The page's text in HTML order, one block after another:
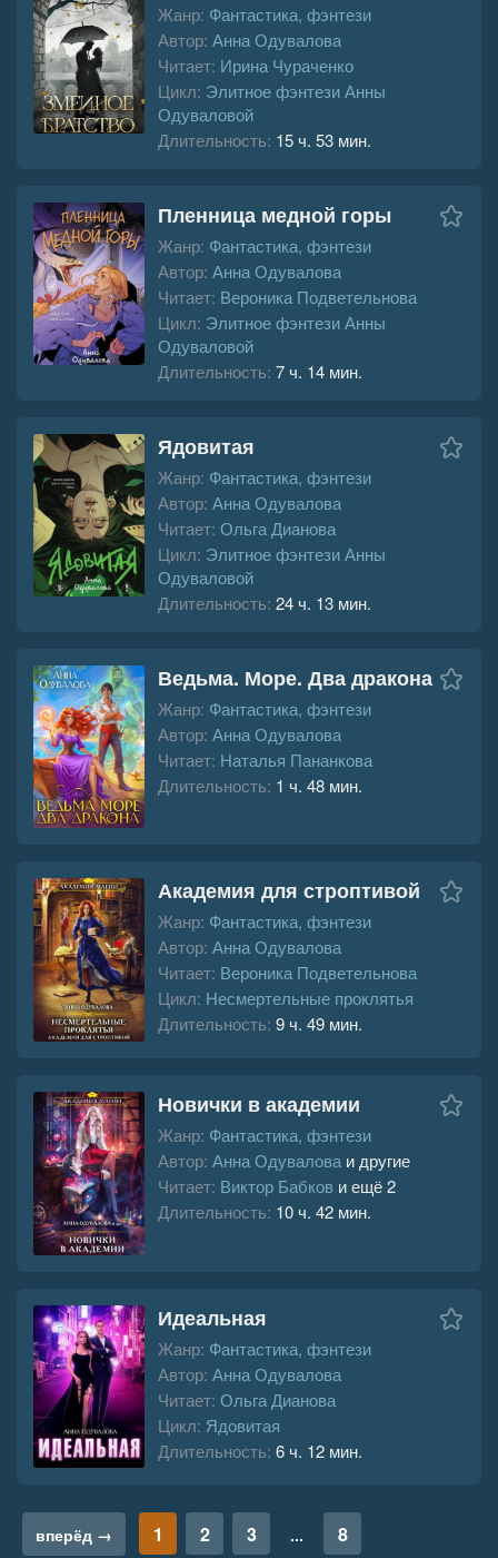
Жанр: Фантастика, фэнтези
Автор: Анна Одувалова
Читает: Ирина Чураченко
Цикл: Элитное фэнтези Анны
Одуваловой
Длительность: 15 ч. 53 мин.
Пленница медной горы
Жанр: Фантастика, фэнтези
Автор: Анна Одувалова
Читает: Вероника Подветельнова
Цикл: Элитное фэнтези Анны
Одуваловой
Длительность: 7 ч. 14 мин.
Ядовитая
Жанр: Фантастика, фэнтези
Автор: Анна Одувалова
Читает: Ольга Дианова
Цикл: Элитное фэнтези Анны
Одуваловой
Длительность: 24 ч. 13 мин.
Ведьма. Море. Два дракона
Жанр: Фантастика, фэнтези
Автор: Анна Одувалова
Читает: Наталья Пананкова
Длительность: 1 ч. 48 мин.
Академия для строптивой
Жанр: Фантастика, фэнтези
Автор: Анна Одувалова
Читает: Вероника Подветельнова
Цикл: Несмертельные проклятья
Длительность: 9 ч. 49 мин.
Новички в академии
Жанр: Фантастика, фэнтези
Автор: Анна Одувалова и другие
Читает: Виктор Бабков и ещё 2
Длительность: 10 ч. 42 мин.
Идеальная
Жанр: Фантастика, фэнтези
Автор: Анна Одувалова
Читает: Ольга Дианова
Цикл: Ядовитая
Длительность: 6 ч. 12 мин.
вперёд → 1 2 3 ... 8